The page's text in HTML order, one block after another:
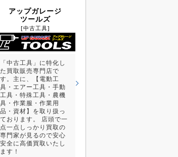
アップガレージ
ツールズ
[中古工具]
「中古工具」に特化し
た買取販売専門店で
す。主に、【電動工
具・エアー工具・手動
工具・特殊工具・農機
具・作業服・作業用
品・資材】を取り扱っ
ております。 店頭で一
点一点しっかり買取の
専門家が見るので安心
安全に高価買取いたし
ます！